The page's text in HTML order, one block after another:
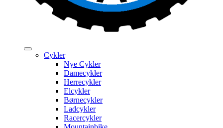
Cykler
Nye Cykler
Damecykler
Herrecykler
Elcykler
Børnecykler
Ladcykler
Racercykler